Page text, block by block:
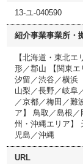
13-ユ-040590
紹介事業事業所・
【北海道・東北
形／郡山 【関東エ
汐留／渋谷／横浜
山梨／長野／岐阜
／京都／梅田／難
ア】 鳥取／島根
州・沖縄エリア】
児島／沖縄
URL